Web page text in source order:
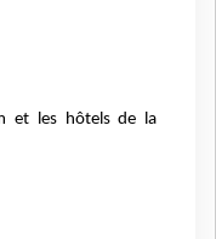
et les hôtels de la